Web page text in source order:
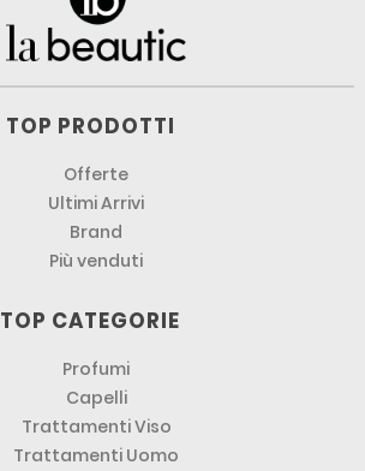
TOP PRODOTTI
Offerte
Ultimi Arrivi
Brand
Più venduti
TOP CATEGORIE
Profumi
Capelli
Trattamenti Viso
Trattamenti Uomo